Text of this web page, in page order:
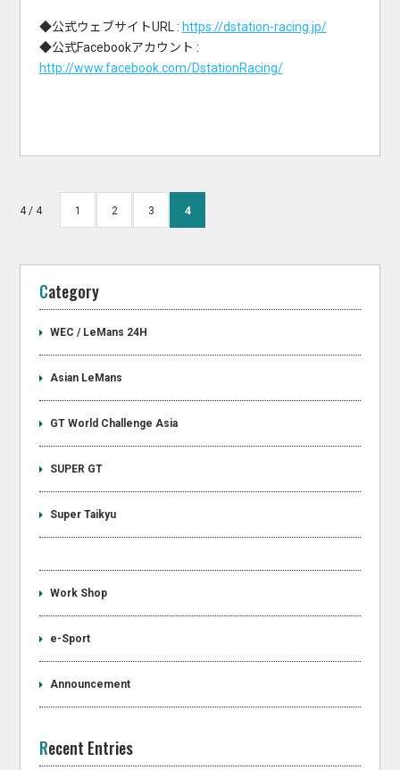
◆公式ウェブサイトURL : https://dstation-racing.jp/
◆公式Facebookアカウント :
http://www.facebook.com/DstationRacing/
4 / 4 1 2 3 4
Category
WEC / LeMans 24H
Asian LeMans
GT World Challenge Asia
SUPER GT
Super Taikyu
Work Shop
e-Sport
Announcement
Recent Entries